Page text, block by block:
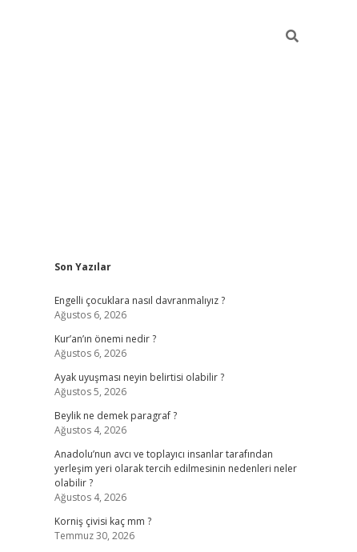
Sidebar
Son Yazılar
Engelli çocuklara nasıl davranmalıyız ?
Ağustos 6, 2026
Kur’an’ın önemi nedir ?
Ağustos 6, 2026
Ayak uyuşması neyin belirtisi olabilir ?
Ağustos 5, 2026
Beylik ne demek paragraf ?
Ağustos 4, 2026
Anadolu’nun avcı ve toplayıcı insanlar tarafından
yerleşim yeri olarak tercih edilmesinin nedenleri neler
olabilir ?
Ağustos 4, 2026
Korniş çivisi kaç mm ?
Temmuz 30, 2026